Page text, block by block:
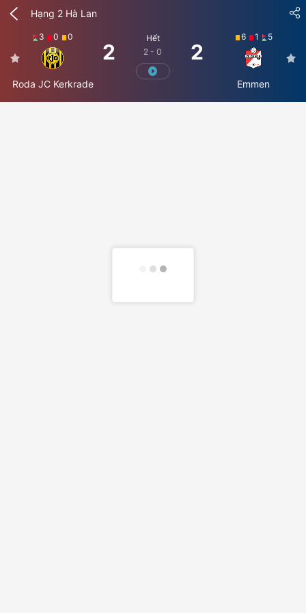
Hạng 2 Hà Lan
3 0 0
Roda JC Kerkrade
2 2
Hết
2 - 0
6 1 5
Emmen